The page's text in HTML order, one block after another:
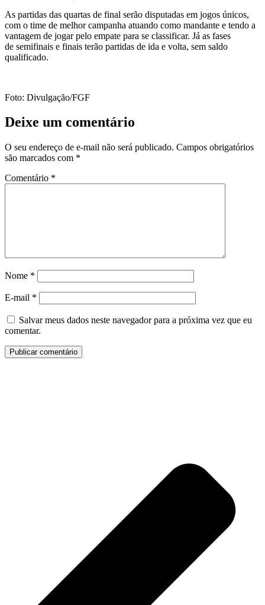
As partidas das quartas de final serão disputadas em jogos únicos,
com o time de melhor campanha atuando como mandante e tendo a
vantagem de jogar pelo empate para se classificar. Já as fases
de semifinais e finais terão partidas de ida e volta, sem saldo
qualificado.
Foto: Divulgação/FGF
Deixe um comentário
O seu endereço de e-mail não será publicado. Campos obrigatórios
são marcados com *
Comentário *
Nome *
E-mail *
Salvar meus dados neste navegador para a próxima vez que eu
comentar.